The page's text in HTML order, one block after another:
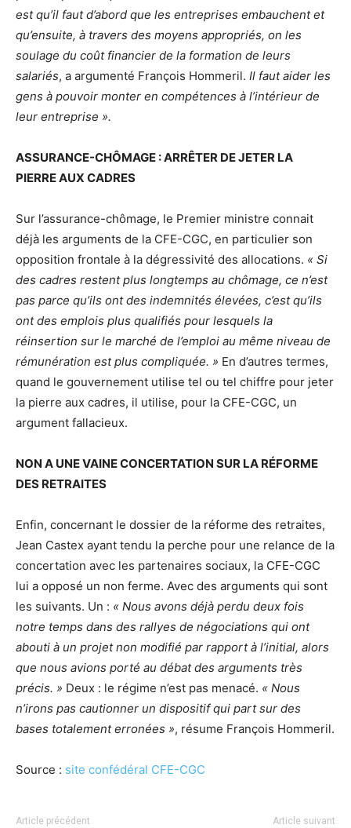
est qu’il faut d’abord que les entreprises embauchent et
qu’ensuite, à travers des moyens appropriés, on les
soulage du coût financier de la formation de leurs
salariés, a argumenté François Hommeril. Il faut aider les
gens à pouvoir monter en compétences à l’intérieur de
leur entreprise ».
ASSURANCE-CHÔMAGE : ARRÊTER DE JETER LA
PIERRE AUX CADRES
Sur l’assurance-chômage, le Premier ministre connait
déjà les arguments de la CFE-CGC, en particulier son
opposition frontale à la dégressivité des allocations. « Si
des cadres restent plus longtemps au chômage, ce n’est
pas parce qu’ils ont des indemnités élevées, c’est qu’ils
ont des emplois plus qualifiés pour lesquels la
réinsertion sur le marché de l’emploi au même niveau de
rémunération est plus compliquée. » En d’autres termes,
quand le gouvernement utilise tel ou tel chiffre pour jeter
la pierre aux cadres, il utilise, pour la CFE-CGC, un
argument fallacieux.
NON A UNE VAINE CONCERTATION SUR LA RÉFORME
DES RETRAITES
Enfin, concernant le dossier de la réforme des retraites,
Jean Castex ayant tendu la perche pour une relance de la
concertation avec les partenaires sociaux, la CFE-CGC
lui a opposé un non ferme. Avec des arguments qui sont
les suivants. Un : « Nous avons déjà perdu deux fois
notre temps dans des rallyes de négociations qui ont
abouti à un projet non modifié par rapport à l’initial, alors
que nous avions porté au débat des arguments très
précis. » Deux : le régime n’est pas menacé. « Nous
n’irons pas cautionner un dispositif qui part sur des
bases totalement erronées », résume François Hommeril.
Source : site confédéral CFE-CGC
Article précédent Article suivant